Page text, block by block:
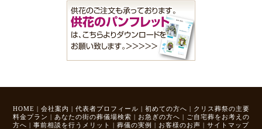
HOME | 会社案内 | 代表者プロフィール | 初めての方へ | クリス葬祭の主要
料金プラン | あなたの街の葬儀場検索 | お急ぎの方へ | ご自宅葬をお考えの
方へ | 事前相談を行うメリット | 葬儀の実例 | お客様のお声 | サイトマップ